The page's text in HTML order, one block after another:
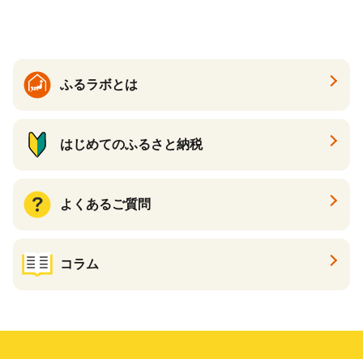
ふるラボとは
はじめてのふるさと納税
よくあるご質問
コラム